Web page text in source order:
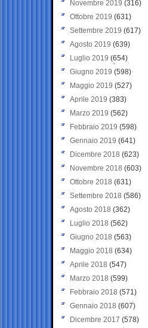
Novembre 2019 (316)
Ottobre 2019 (631)
Settembre 2019 (617)
Agosto 2019 (639)
Luglio 2019 (654)
Giugno 2019 (598)
Maggio 2019 (527)
Aprile 2019 (383)
Marzo 2019 (562)
Febbraio 2019 (598)
Gennaio 2019 (641)
Dicembre 2018 (623)
Novembre 2018 (603)
Ottobre 2018 (631)
Settembre 2018 (586)
Agosto 2018 (362)
Luglio 2018 (562)
Giugno 2018 (563)
Maggio 2018 (634)
Aprile 2018 (547)
Marzo 2018 (599)
Febbraio 2018 (571)
Gennaio 2018 (607)
Dicembre 2017 (578)